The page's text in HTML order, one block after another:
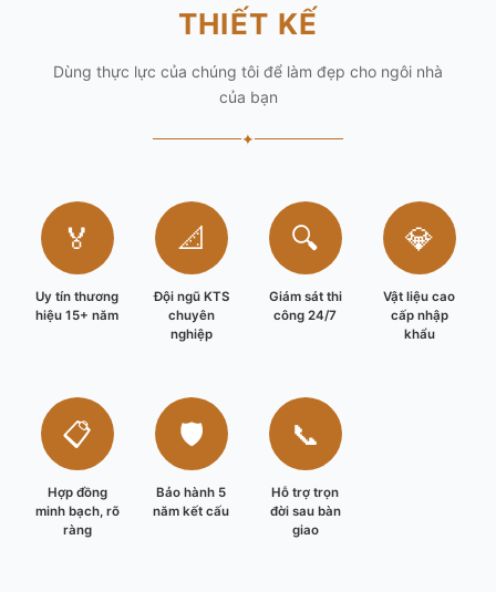
THIẾT KẾ
Dùng thực lực của chúng tôi để làm đẹp cho ngôi nhà
của bạn
✦
🏅
Uy tín thương
hiệu 15+ năm
📐
Đội ngũ KTS
chuyên
nghiệp
🔍
Giám sát thi
công 24/7
💎
Vật liệu cao
cấp nhập
khẩu
📋
Hợp đồng
minh bạch, rõ
ràng
🛡️
Bảo hành 5
năm kết cấu
📞
Hỗ trợ trọn
đời sau bàn
giao